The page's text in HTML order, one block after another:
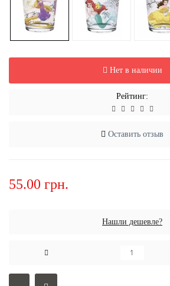
Нет в наличии
Рейтинг:
Оставить отзыв
55.00 грн.
Нашли дешевле?